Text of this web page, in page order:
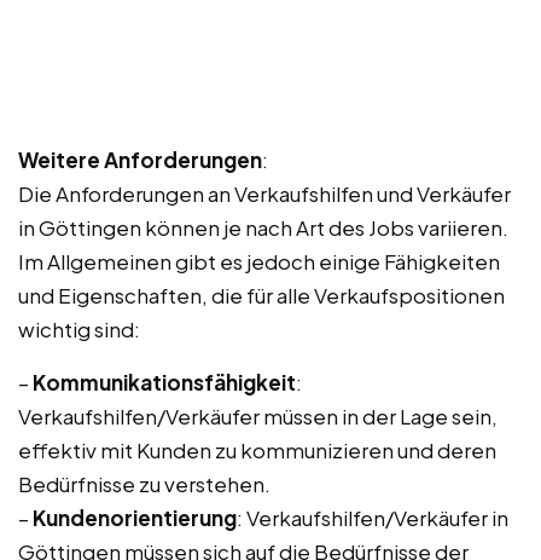
Weitere Anforderungen:
Die Anforderungen an Verkaufshilfen und Verkäufer
in Göttingen können je nach Art des Jobs variieren.
Im Allgemeinen gibt es jedoch einige Fähigkeiten
und Eigenschaften, die für alle Verkaufspositionen
wichtig sind:
– Kommunikationsfähigkeit:
Verkaufshilfen/Verkäufer müssen in der Lage sein,
effektiv mit Kunden zu kommunizieren und deren
Bedürfnisse zu verstehen.
– Kundenorientierung: Verkaufshilfen/Verkäufer in
Göttingen müssen sich auf die Bedürfnisse der